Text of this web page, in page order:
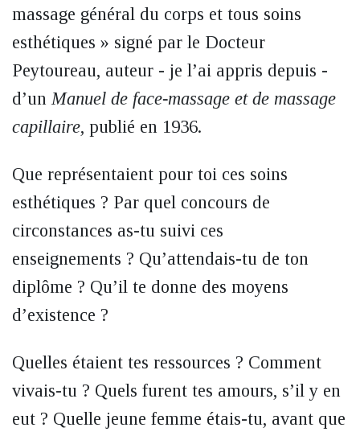
massage général du corps et tous soins
esthétiques » signé par le Docteur
Peytoureau, auteur - je l’ai appris depuis -
d’unManuel de face-massage et de massage
capillaire, publié en 1936.
Que représentaient pour toi ces soins
esthétiques ? Par quel concours de
circonstances as-tu suivi ces
enseignements ? Qu’attendais-tu de ton
diplôme ? Qu’il te donne des moyens
d’existence ?
Quelles étaient tes ressources ? Comment
vivais-tu ? Quels furent tes amours, s’il y en
eut ? Quelle jeune femme étais-tu, avant que